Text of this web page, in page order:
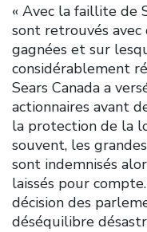
« Avec la faillite de
sont retrouvés avec
gagnées et sur
considérablement
Sears Canada a
actionnaires avant
la protection de la
souvent, les
sont indemnisés
laissés pour
décision des
déséquilibre